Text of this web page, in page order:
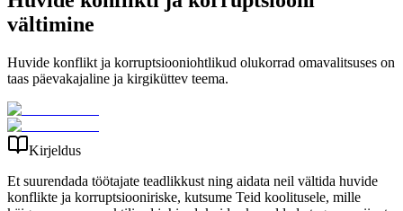
vältimine
Huvide konflikt ja korruptsiooniohtlikud olukorrad omavalitsuses on
taas päevakajaline ja kirgiküttev teema.
Kirjeldus
Et suurendada töötajate teadlikkust ning aidata neil vältida huvide
konflikte ja korruptsiooniriske, kutsume Teid koolitusele, mille